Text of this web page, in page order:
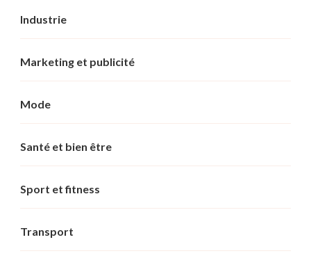
Industrie
Marketing et publicité
Mode
Santé et bien être
Sport et fitness
Transport